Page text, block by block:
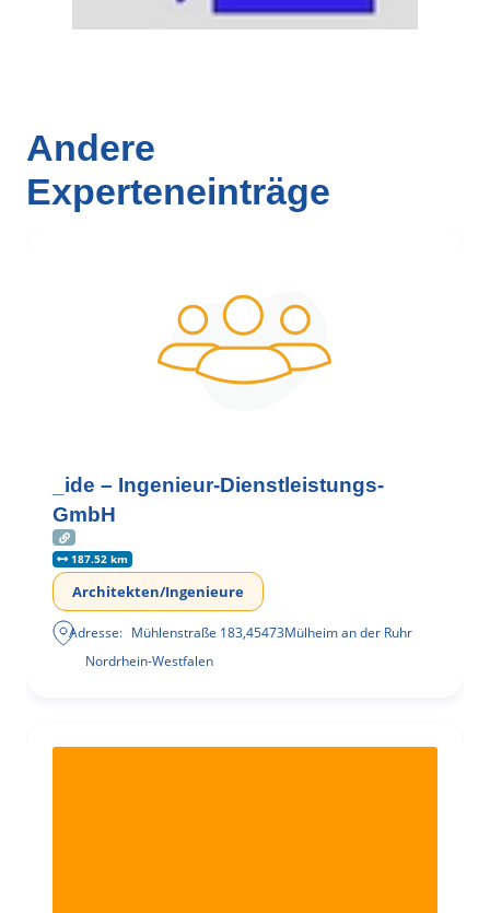
Andere
Experteneinträge
_ide – Ingenieur-Dienstleistungs-
GmbH
187.52 km
Architekten/Ingenieure
Adresse: Mühlenstraße 183,45473Mülheim an der Ruhr
Nordrhein-Westfalen